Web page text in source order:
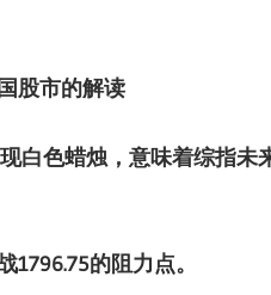
股市的解读
白色蜡烛，意味着综指
1796.75的阻力点。